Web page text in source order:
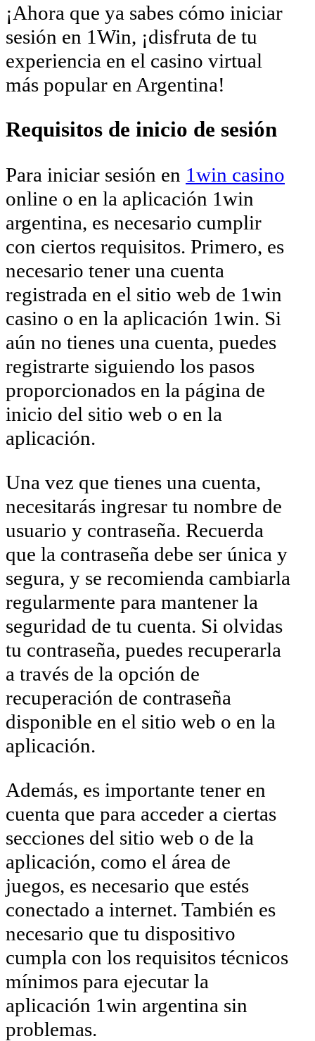
¡Ahora que ya sabes cómo iniciar
sesión en 1Win, ¡disfruta de tu
experiencia en el casino virtual
más popular en Argentina!
Requisitos de inicio de sesión
Para iniciar sesión en 1win casino
online o en la aplicación 1win
argentina, es necesario cumplir
con ciertos requisitos. Primero, es
necesario tener una cuenta
registrada en el sitio web de 1win
casino o en la aplicación 1win. Si
aún no tienes una cuenta, puedes
registrarte siguiendo los pasos
proporcionados en la página de
inicio del sitio web o en la
aplicación.
Una vez que tienes una cuenta,
necesitarás ingresar tu nombre de
usuario y contraseña. Recuerda
que la contraseña debe ser única y
segura, y se recomienda cambiarla
regularmente para mantener la
seguridad de tu cuenta. Si olvidas
tu contraseña, puedes recuperarla
a través de la opción de
recuperación de contraseña
disponible en el sitio web o en la
aplicación.
Además, es importante tener en
cuenta que para acceder a ciertas
secciones del sitio web o de la
aplicación, como el área de
juegos, es necesario que estés
conectado a internet. También es
necesario que tu dispositivo
cumpla con los requisitos técnicos
mínimos para ejecutar la
aplicación 1win argentina sin
problemas.